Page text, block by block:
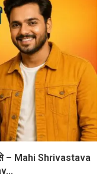
से – Mahi Shrivastava